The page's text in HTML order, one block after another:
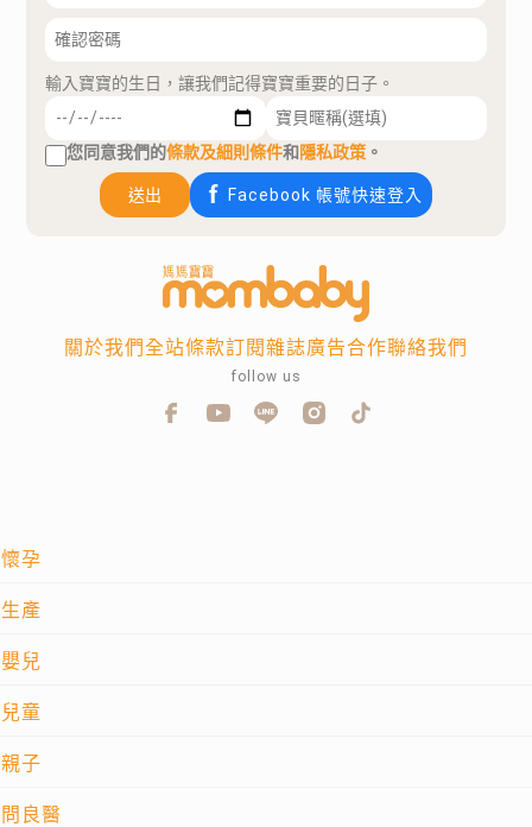
輸入寶寶的生日，讓我們記得寶寶重要的日子。
您同意我們的條款及細則條件和隱私政策 。
送出 Facebook 帳號快速登入
懷孕
生產
嬰兒
兒童
親子
問良醫
關於我們全站條款訂閱雜誌廣告合作聯絡我們
follow us